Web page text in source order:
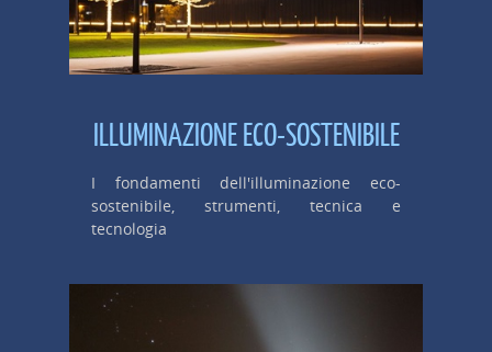
ILLUMINAZIONE ECO-SOSTENIBILE
I fondamenti dell'illuminazione eco-
sostenibile, strumenti, tecnica e
tecnologia